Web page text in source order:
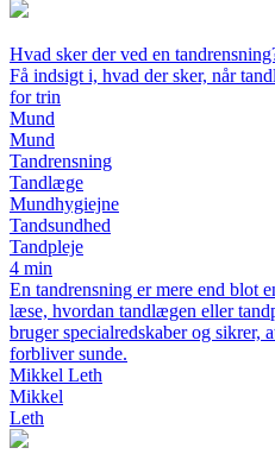
Hvad sker der ved en
Få indsigt i, hvad der sker, når
for trin
Mund
Mund
Tandrensning
Tandlæge
Mundhygiejne
Tandsundhed
Tandpleje
4 min
En tandrensning er mere end blot
læse, hvordan tandlægen eller
bruger specialredskaber og sikrer,
forbliver sunde.
Mikkel Leth
Mikkel
Leth